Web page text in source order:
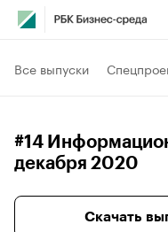
Все выпуски
#14
декабря 2020
Скачать